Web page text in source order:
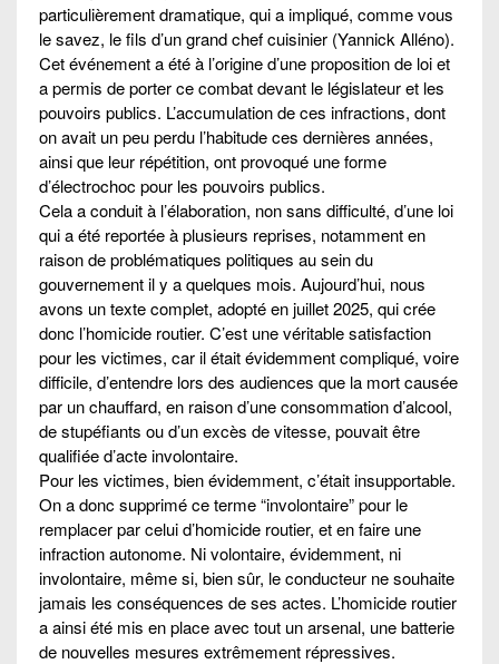
particulièrement dramatique, qui a impliqué, comme vous
le savez, le fils d’un grand chef cuisinier (Yannick Alléno).
Cet événement a été à l’origine d’une proposition de loi et
a permis de porter ce combat devant le législateur et les
pouvoirs publics. L’accumulation de ces infractions, dont
on avait un peu perdu l’habitude ces dernières années,
ainsi que leur répétition, ont provoqué une forme
d’électrochoc pour les pouvoirs publics.
Cela a conduit à l’élaboration, non sans difficulté, d’une loi
qui a été reportée à plusieurs reprises, notamment en
raison de problématiques politiques au sein du
gouvernement il y a quelques mois. Aujourd’hui, nous
avons un texte complet, adopté en juillet 2025, qui crée
donc l’homicide routier. C’est une véritable satisfaction
pour les victimes, car il était évidemment compliqué, voire
difficile, d’entendre lors des audiences que la mort causée
par un chauffard, en raison d’une consommation d’alcool,
de stupéfiants ou d’un excès de vitesse, pouvait être
qualifiée d’acte involontaire.
Pour les victimes, bien évidemment, c’était insupportable.
On a donc supprimé ce terme “involontaire” pour le
remplacer par celui d’homicide routier, et en faire une
infraction autonome. Ni volontaire, évidemment, ni
involontaire, même si, bien sûr, le conducteur ne souhaite
jamais les conséquences de ses actes. L’homicide routier
a ainsi été mis en place avec tout un arsenal, une batterie
de nouvelles mesures extrêmement répressives.